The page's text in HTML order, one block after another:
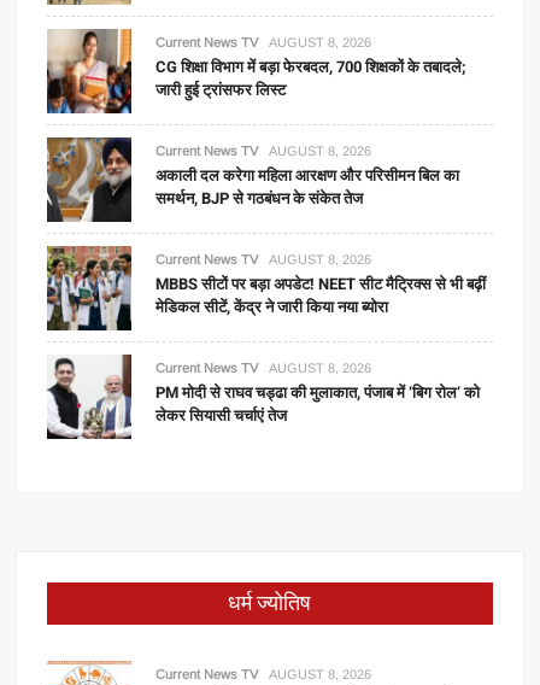
Current News TV AUGUST 8, 2026
CG शिक्षा विभाग में बड़ा फेरबदल, 700 शिक्षकों के तबादले;
जारी हुई ट्रांसफर लिस्ट
Current News TV AUGUST 8, 2026
अकाली दल करेगा महिला आरक्षण और परिसीमन बिल का
समर्थन, BJP से गठबंधन के संकेत तेज
Current News TV AUGUST 8, 2026
MBBS सीटों पर बड़ा अपडेट! NEET सीट मैट्रिक्स से भी बढ़ीं
मेडिकल सीटें, केंद्र ने जारी किया नया ब्योरा
Current News TV AUGUST 8, 2026
PM मोदी से राघव चड्ढा की मुलाकात, पंजाब में ‘बिग रोल’ को
लेकर सियासी चर्चाएं तेज
धर्म ज्योतिष
Current News TV AUGUST 8, 2026